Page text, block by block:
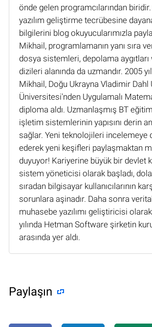
önde gelen programcılarından biridir.
yazılım geliştirme tecrübesine
bilgilerini blog okuyucularımızla
Mikhail, programlamanın yanı sıra
dosya sistemleri, depolama aygıtları
dizileri alanında da uzmandır. 2005
Mikhail, Doğu Ukrayna Vladimir Dahl
Üniversitesi'nden Uygulamalı
diploma aldı. Uzmanlaşmış BT
işletim sistemlerinin yapısını derin
sağlar. Yeni teknolojileri incelemeye
ederek yeni keşifleri paylaşmaktan
duyuyor! Kariyerine büyük bir devlet
sistem yöneticisi olarak başladı,
sıradan bilgisayar kullanıcılarının
sorunlara aşinadır. Daha sonra
muhasebe yazılımı geliştiricisi
yılında Hetman Software şirketin
arasında yer aldı.
Paylaşın